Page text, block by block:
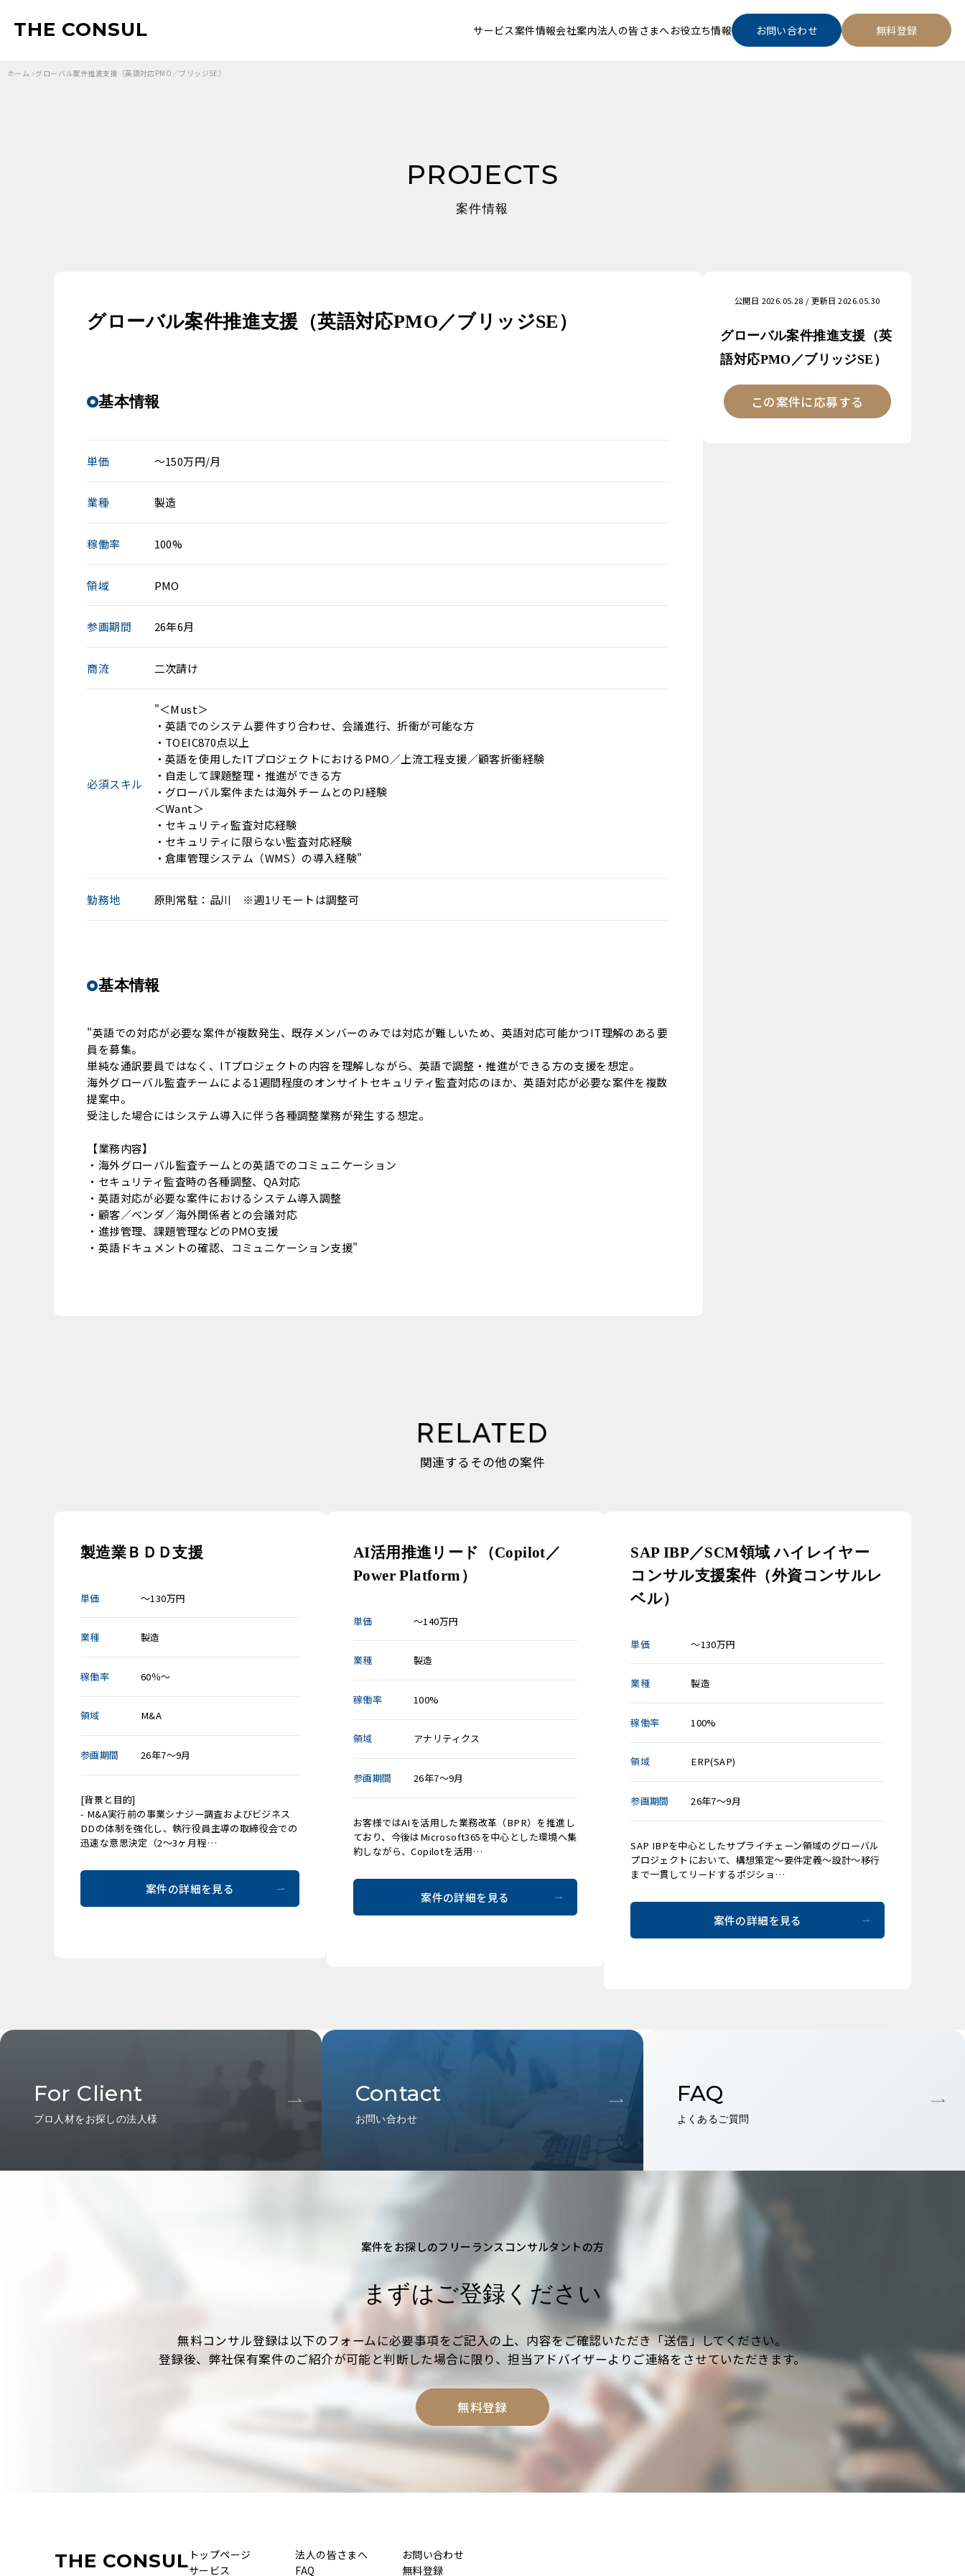
THE CONSUL サービス案件情報会社案内法人の皆さまへお役立ち情報 お問い合わせ 無料登録
ホーム › グローバル案件推進支援（英語対応PMO／ブリッジSE）
PROJECTS
案件情報
グローバル案件推進支援（英語対応PMO／ブリッジSE）
基本情報
単価 ～150万円/月
業種 製造
稼働率 100%
領域 PMO
参画期間 26年6月
商流 二次請け
必須スキル
"＜Must＞
・英語でのシステム要件すり合わせ、会議進行、折衝が可能な方
・TOEIC870点以上
・英語を使用したITプロジェクトにおけるPMO／上流工程支援／顧客折衝経験
・自走して課題整理・推進ができる方
・グローバル案件または海外チームとのPJ経験
＜Want＞
・セキュリティ監査対応経験
・セキュリティに限らない監査対応経験
・倉庫管理システム（WMS）の導入経験"
勤務地 原則常駐：品川 ※週1リモートは調整可
基本情報
"英語での対応が必要な案件が複数発生、既存メンバーのみでは対応が難しいため、英語対応可能かつIT理解のある要
員を募集。
単純な通訳要員ではなく、ITプロジェクトの内容を理解しながら、英語で調整・推進ができる方の支援を想定。
海外グローバル監査チームによる1週間程度のオンサイトセキュリティ監査対応のほか、英語対応が必要な案件を複数
提案中。
受注した場合にはシステム導入に伴う各種調整業務が発生する想定。
【業務内容】
・海外グローバル監査チームとの英語でのコミュニケーション
・セキュリティ監査時の各種調整、QA対応
・英語対応が必要な案件におけるシステム導入調整
・顧客／ベンダ／海外関係者との会議対応
・進捗管理、課題管理などのPMO支援
・英語ドキュメントの確認、コミュニケーション支援"
公開日 2026.05.28 / 更新日 2026.05.30
グローバル案件推進支援（英
語対応PMO／ブリッジSE）
この案件に応募する
関連するその他の案件
製造業ＢＤＤ支援
単価 ～130万円
業種 製造
稼働率 60％～
領域 M&A
参画期間 26年7～9月
[背景と目的]
- M&A実行前の事業シナジー調査およびビジネス
DDの体制を強化し、執行役員主導の取締役会での
迅速な意思決定（2〜3ヶ月程…
案件の詳細を見る
AI活用推進リード（Copilot／
Power Platform）
単価 ～140万円
業種 製造
稼働率 100%
領域 アナリティクス
参画期間 26年7～9月
お客様ではAIを活用した業務改革（BPR）を推進し
ており、今後はMicrosoft365を中心とした環境へ集
約しながら、Copilotを活用…
案件の詳細を見る
SAP IBP／SCM領域 ハイレイヤー
コンサル支援案件（外資コンサルレ
ベル）
単価 ～130万円
業種 製造
稼働率 100%
領域 ERP(SAP)
参画期間 26年7～9月
SAP IBPを中心としたサプライチェーン領域のグローバル
プロジェクトにおいて、構想策定～要件定義～設計～移行
まで一貫してリードするポジショ…
案件の詳細を見る
For Client
プロ人材をお探しの法人様
Contact
お問い合わせ
FAQ
よくあるご質問
案件をお探しのフリーランスコンサルタントの方
まずはご登録ください
無料コンサル登録は以下のフォームに必要事項をご記入の上、内容をご確認いただき「送信」してください。
登録後、弊社保有案件のご紹介が可能と判断した場合に限り、担当アドバイザーよりご連絡をさせていただきます。
無料登録
THE CONSUL トップページ 法人の皆さまへ
お問い合わせ
サービス
FAQ 無料登録